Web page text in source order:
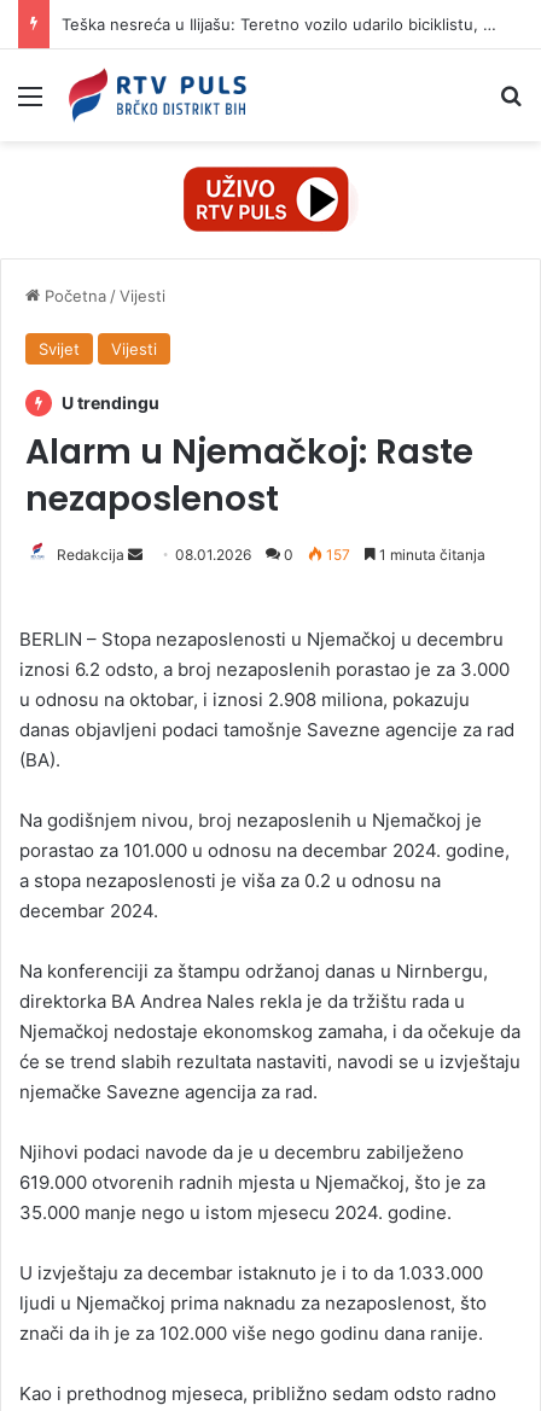
Teška nesreća u Ilijašu: Teretno vozilo udarilo biciklistu, 75-godišnjak zadržan u bolnici
Izbornik
Početna /Vijesti
Svijet Vijesti
U trendingu
Alarm u Njemačkoj: Raste
nezaposlenost
Redakcija
d
a
n
e
i
l
08.01.2026 0 157 1 minuta čitanja
​BERLIN – Stopa nezaposlenosti u Njemačkoj u decembru
iznosi 6.2 odsto, a broj nezaposlenih porastao je za 3.000
u odnosu na oktobar, i iznosi 2.908 miliona, pokazuju
danas objavljeni podaci tamošnje Savezne agencije za rad
(BA).
Na godišnjem nivou, broj nezaposlenih u Njemačkoj je
porastao za 101.000 u odnosu na decembar 2024. godine,
a stopa nezaposlenosti je viša za 0.2 u odnosu na
decembar 2024.
Na konferenciji za štampu održanoj danas u Nirnbergu,
direktorka BA Andrea Nales rekla je da tržištu rada u
Njemačkoj nedostaje ekonomskog zamaha, i da očekuje da
će se trend slabih rezultata nastaviti, navodi se u izvještaju
njemačke Savezne agencija za rad.
Njihovi podaci navode da je u decembru zabilježeno
619.000 otvorenih radnih mjesta u Njemačkoj, što je za
35.000 manje nego u istom mjesecu 2024. godine.
U izvještaju za decembar istaknuto je i to da 1.033.000
ljudi u Njemačkoj prima naknadu za nezaposlenost, što
znači da ih je za 102.000 više nego godinu dana ranije.
Kao i prethodnog mjeseca, približno sedam odsto radno